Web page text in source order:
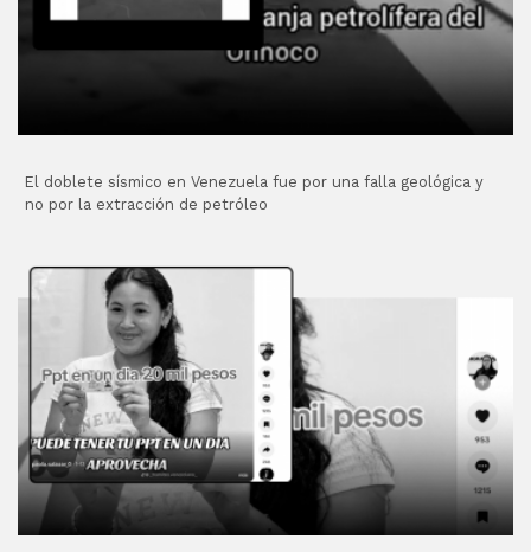
El doblete sísmico en Venezuela fue por una falla geológica y
no por la extracción de petróleo